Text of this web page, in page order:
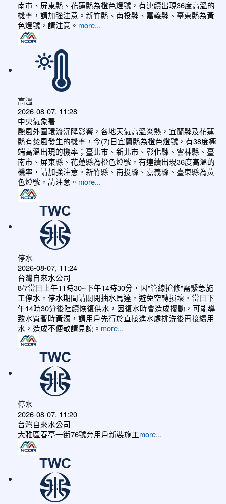
南市、屏東縣、花蓮縣為橙色燈號，有連續出現36度高溫的
機率，請加強注意。新竹縣、南投縣、嘉義縣、臺東縣為黃
色燈號，請注意。 more...
高溫
2026-08-07, 11:28
中央氣象署
颱風外圍環流沉降影響，各地天氣高溫炎熱，宜蘭縣及花蓮
縣有焚風發生的機率，今(7)日宜蘭縣為橙色燈號，有38度極
端高溫出現的機率；臺北市、新北市、彰化縣、雲林縣、臺
南市、屏東縣、花蓮縣為橙色燈號，有連續出現36度高溫的
機率，請加強注意。新竹縣、南投縣、嘉義縣、臺東縣為黃
色燈號，請注意。 more...
停水
2026-08-07, 11:24
台灣自來水公司
8/7當日上午11時30~下午14時30分，因"管線搶修"需緊急施
工停水，停水期間請關閉抽水馬達，避免空轉損壞。當日下
午14時30分後陸續恢復供水，因復水時會造成擾動，可能導
致水質暫時黃濁，請用戶先行於直接進水處排洗後再接續用
水，造成不便敬請見諒。 more...
停水
2026-08-07, 11:20
台灣自來水公司
大雅區春亭一街76號旁用戶新裝施工more...